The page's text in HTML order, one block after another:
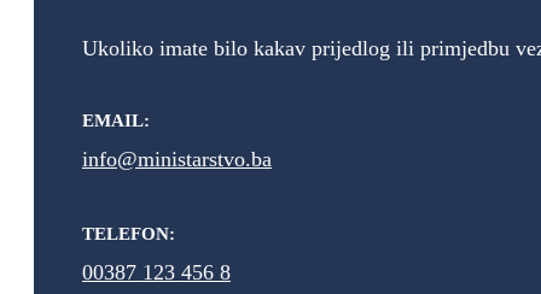
Vijesti
Ukoliko imate bilo kakav prijedlog ili primjedbu
EMAIL:
info@ministarstvo.ba
TELEFON:
00387 123 456 8